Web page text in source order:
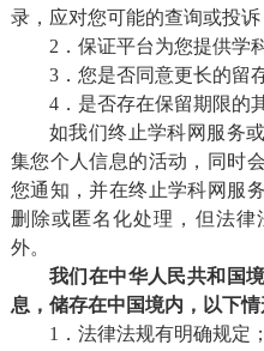
录，应对您可能的查询或投诉
2．保证平台为您提供学
3．您是否同意更长的留
4．是否存在保留期限的
如我们终止学科网服务
集您个人信息的活动，同时
您通知，并在终止学科网服
删除或匿名化处理，但法
外。
我们在中华人民共和国
息，储存在中国境内，以下情
1．法律法规有明确规定；